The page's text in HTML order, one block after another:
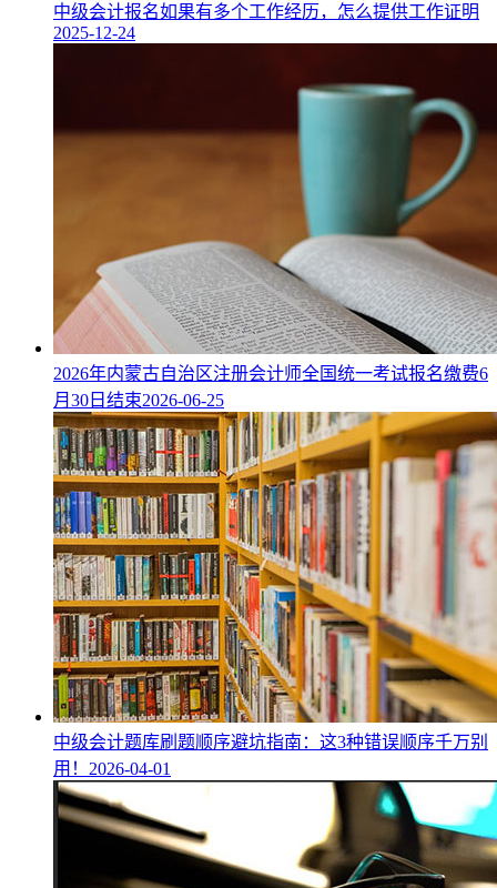
中级会计报名如果有多个工作经历，怎么提供工作证明
2025-12-24
2026年内蒙古自治区注册会计师全国统一考试报名缴费6
月30日结束2026-06-25
中级会计题库刷题顺序避坑指南：这3种错误顺序千万别
用！ 2026-04-01